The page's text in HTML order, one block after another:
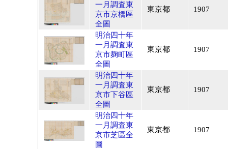
一月調査東
京市京橋區
全圖
東京都 1907
明治四十年
一月調査東
京市麹町區
全圖
東京都 1907
明治四十年
一月調査東
京市下谷區
全圖
東京都 1907
明治四十年
一月調査東
京市芝區全
圖
東京都 1907